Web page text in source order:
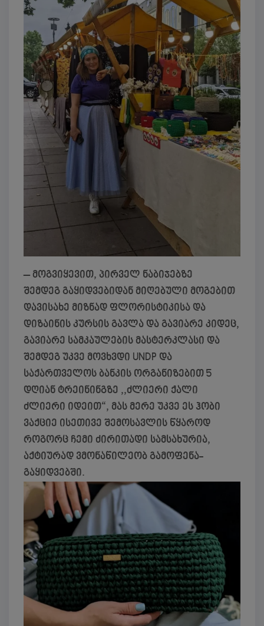
– მოგვიყევით, პირველ ნაბიჯებზე
შემდეგ გაყიდვებიდან მიღებული მოგებით
დავისახე მიზნად ფლორისტიკისა და
დიზაინის კურსის გავლა და გავიარე კიდეც,
გავიარე სამკაულების მასტერკლასი და
შემდეგ უკვე მოვხვდი UNDP და
საქართველოს ბანკის ორგანიზებით 5
დღიან ტრეინინგზე ,,ძლიერი ქალი
ძლიერი იდეით“, მას მერე უკვე ეს ჰობი
ვაქციე ისეთივე შემოსავლის წყაროდ
როგორც ჩემი ძირითადი სამსახურია,
აქტიურად ვმონაწილეობ გამოფენა-
გაყიდვებში.